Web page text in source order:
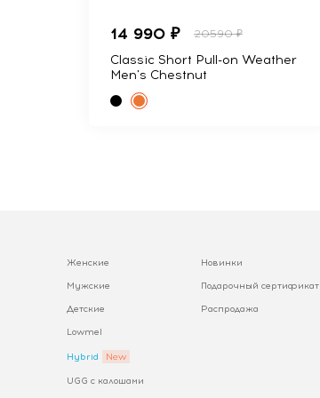
14 990 ₽ 20590 ₽
Classic Short Pull-on Weather
Men's Chestnut
Женские
Мужские
Детские
Lowmel
Hybrid
UGG с калошами
Новинки
Подарочный сертификат
Распродажа